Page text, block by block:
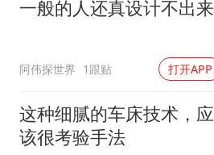
一般的人还真设计不出来
阿伟探世界 1跟贴 打开APP
这种细腻的车床技术，应
该很考验手法